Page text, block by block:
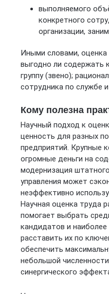
выполняемого
конкретного
организации,
Иными словами, оценка
выгодно ли содержать
группу (звено);
сотрудника по службе
Кому полезна
Научный подход к
ценность для разных
предприятий. Крупные
огромные деньги на
модернизация
управления может
неэффективно
Научная оценка труда
помогает выбрать
кандидатов и
расставить их по
обеспечить
небольшой
синергического